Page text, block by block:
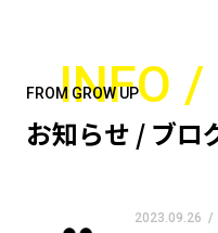
お知らせ / ブロ
FROM GROW UP
INFO /
2023.09.26 /